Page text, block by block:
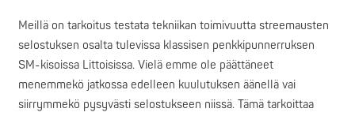
Meillä on tarkoitus testata tekniikan toimivuutta streemausten
selostuksen osalta tulevissa klassisen penkkipunnerruksen
SM-kisoissa Littoisissa. Vielä emme ole päättäneet
menemmekö jatkossa edelleen kuulutuksen äänellä vai
siirrymmekö pysyvästi selostukseen niissä. Tämä tarkoittaa